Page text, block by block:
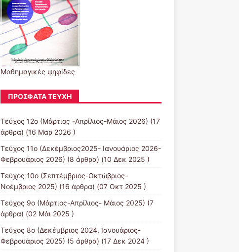
Μαθημαγικές ψηφίδες
ΠΡΌΣΦΑΤΑ ΤΕΎΧΗ
Τεύχος 12ο (Μάρτιος -Απρίλιος-Μάιος 2026) (17
άρθρα) (16 Μαρ 2026 )
Τεύχος 11ο (Δεκέμβριος2025- Ιανουάριος 2026-
Φεβρουάριος 2026) (8 άρθρα) (10 Δεκ 2025 )
Τεύχος 10ο (Σεπτέμβριος-Οκτώβριος-
Νοέμβριος 2025) (16 άρθρα) (07 Οκτ 2025 )
Τεύχος 9ο (Μάρτιος-Απρίλιος- Μάιος 2025) (7
άρθρα) (02 Μάι 2025 )
Τεύχος 8ο (Δεκέμβριος 2024, Ιανουάριος-
Φεβρουάριος 2025) (5 άρθρα) (17 Δεκ 2024 )